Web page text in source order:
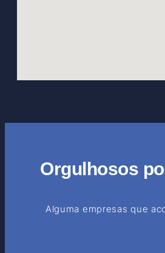
Orgulhosos
Alguma empresas que